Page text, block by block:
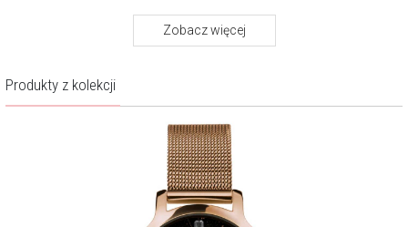
2 lata
Timex – słowo to przychodzi na myśl jako jedno z pierwszych w
kontekście zegarka. Marka znana na całym świecie, lubiana i
wiarygodna – jej czasomierze są praktyczne i niezawodne, nie
brakuje też wśród nich stylowych ikon, do których Timex właśnie
Zobacz więcej
Produkty z kolekcji